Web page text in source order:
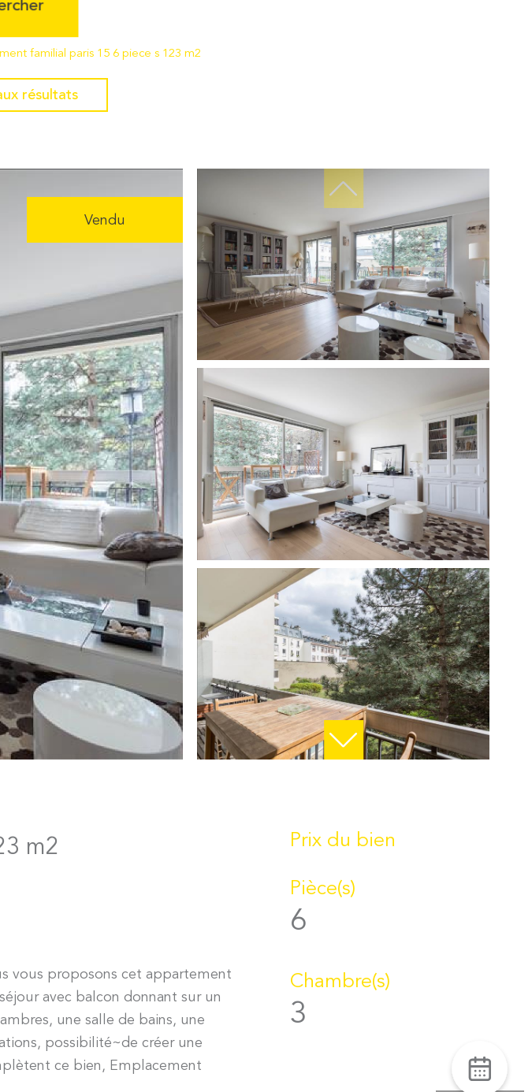
familial paris 15 6 piece s 123 m2
résultats
Vendu
m2
vous proposons cet appartement
avec balcon donnant sur un
une salle de bains, une
possibilité~de créer une
ce bien, Emplacement
Prix du bien
Pièce(s)
6
Chambre(s)
3